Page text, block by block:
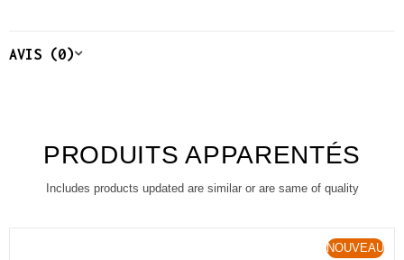
AVIS (0)
PRODUITS APPARENTÉS
Includes products updated are similar or are same of quality
NOUVEAU